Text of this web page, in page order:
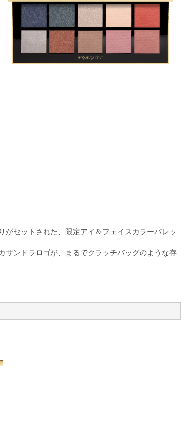
セットされた、限定アイ＆フェイスカラーパレッ
サンドラロゴが、まるでクラッチバッグのような存